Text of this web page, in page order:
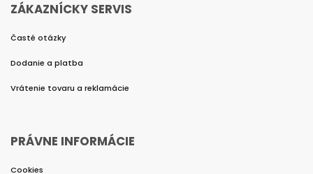
ZÁKAZNÍCKY SERVIS
Časté otázky
Dodanie a platba
Vrátenie tovaru a reklamácie
PRÁVNE INFORMÁCIE
Cookies